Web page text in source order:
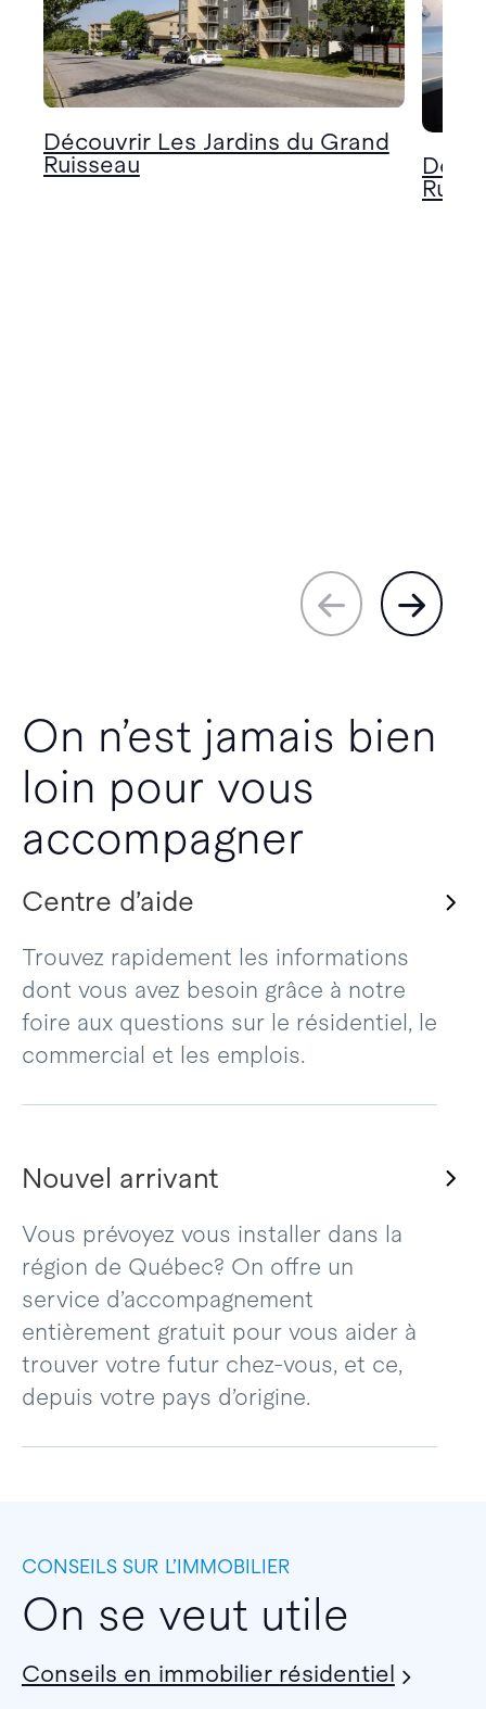
Découvrir Les Jardins du Grand
Ruisseau
On n’est jamais bien
loin pour vous
accompagner
Centre d’aide
Trouvez rapidement les informations
dont vous avez besoin grâce à notre
foire aux questions sur le résidentiel, le
commercial et les emplois.
Nouvel arrivant
Vous prévoyez vous installer dans la
région de Québec? On offre un
service d’accompagnement
entièrement gratuit pour vous aider à
trouver votre futur chez-vous, et ce,
depuis votre pays d’origine.
CONSEILS SUR L’IMMOBILIER
On se veut utile
Conseils en immobilier résidentiel